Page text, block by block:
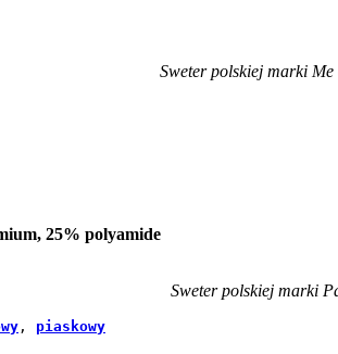
Sweter polskiej marki Me
25% polyamide
Sweter polskiej marki
, piaskowy